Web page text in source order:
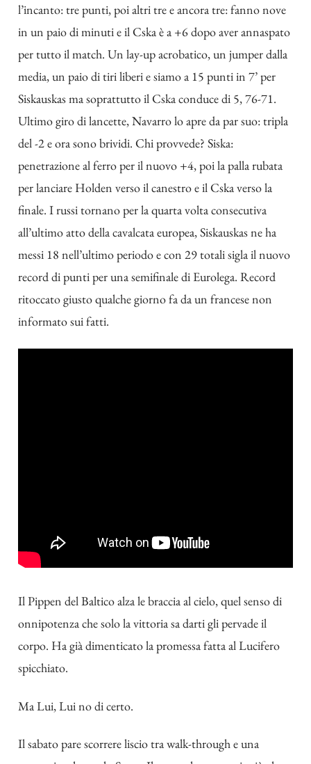
l’incanto: tre punti, poi altri tre e ancora tre: fanno nove
in un paio di minuti e il Cska è a +6 dopo aver annaspato
per tutto il match. Un lay-up acrobatico, un jumper dalla
media, un paio di tiri liberi e siamo a 15 punti in 7’ per
Siskauskas ma soprattutto il Cska conduce di 5, 76-71.
Ultimo giro di lancette, Navarro lo apre da par suo: tripla
del -2 e ora sono brividi. Chi provvede? Siska:
penetrazione al ferro per il nuovo +4, poi la palla rubata
per lanciare Holden verso il canestro e il Cska verso la
finale. I russi tornano per la quarta volta consecutiva
all’ultimo atto della cavalcata europea, Siskauskas ne ha
messi 18 nell’ultimo periodo e con 29 totali sigla il nuovo
record di punti per una semifinale di Eurolega. Record
ritoccato giusto qualche giorno fa da un francese non
informato sui fatti.
Il Pippen del Baltico alza le braccia al cielo, quel senso di
onnipotenza che solo la vittoria sa darti gli pervade il
corpo. Ha già dimenticato la promessa fatta al Lucifero
spicchiato.
Ma Lui, Lui no di certo.
Il sabato pare scorrere liscio tra walk-through e una